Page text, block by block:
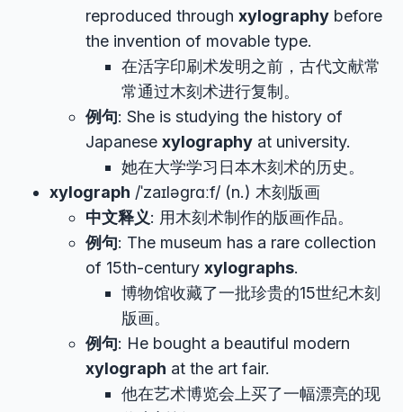
reproduced through xylography before
the invention of movable type.
在活字印刷术发明之前，古代文献常
常通过木刻术进行复制。
例句: She is studying the history of
Japanese xylography at university.
她在大学学习日本木刻术的历史。
xylograph /ˈzaɪləɡrɑːf/ (n.) 木刻版画
中文释义: 用木刻术制作的版画作品。
例句: The museum has a rare collection
of 15th-century xylographs.
博物馆收藏了一批珍贵的15世纪木刻
版画。
例句: He bought a beautiful modern
xylograph at the art fair.
他在艺术博览会上买了一幅漂亮的现